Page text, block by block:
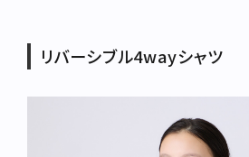
リバーシブル4wayシャツ